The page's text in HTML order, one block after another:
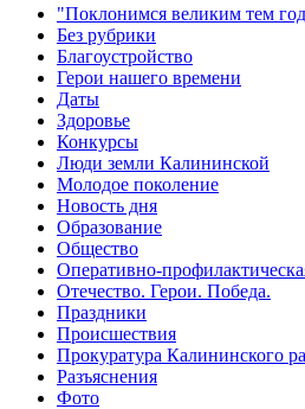
"Поклонимся великим тем
Без рубрики
Благоустройство
Герои нашего времени
Даты
Здоровье
Конкурсы
Люди земли Калининской
Молодое поколение
Новость дня
Образование
Общество
Оперативно-
Отечество. Герои. Победа.
Праздники
Происшествия
Прокуратура Калининского
Разъяснения
Фото